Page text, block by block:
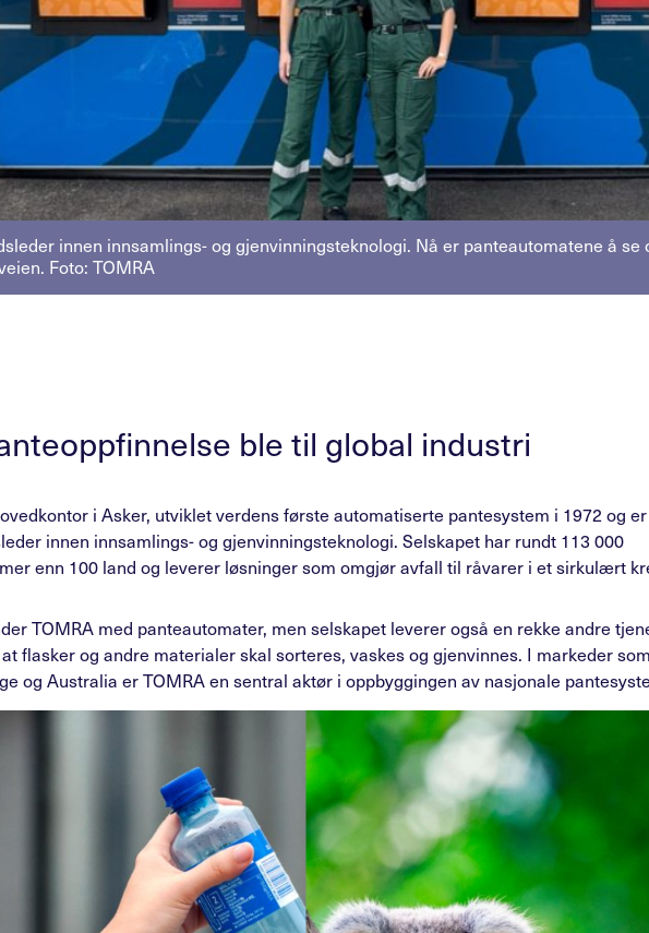
innen innsamlings- og gjenvinningsteknologi. Nå er panteautomatene å
Foto: TOMRA
ble til global industri
i Asker, utviklet verdens første automatiserte pantesystem i 1972 og
innen innsamlings- og gjenvinningsteknologi. Selskapet har rundt 113 000
enn 100 land og leverer løsninger som omgjør avfall til råvarer i et sirkulært
TOMRA med panteautomater, men selskapet leverer også en rekke andre
flasker og andre materialer skal sorteres, vaskes og gjenvinnes. I markeder
og Australia er TOMRA en sentral aktør i oppbyggingen av nasjonale